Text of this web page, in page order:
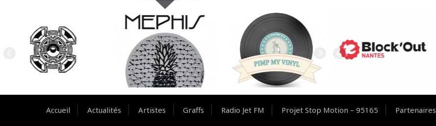
Accueil Actualités Artistes Graffs Radio Jet FM Projet Stop Motion – 95165 Partenaires